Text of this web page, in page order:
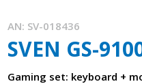
AN: SV-018436
SVEN GS-
Gaming set: keyboard +